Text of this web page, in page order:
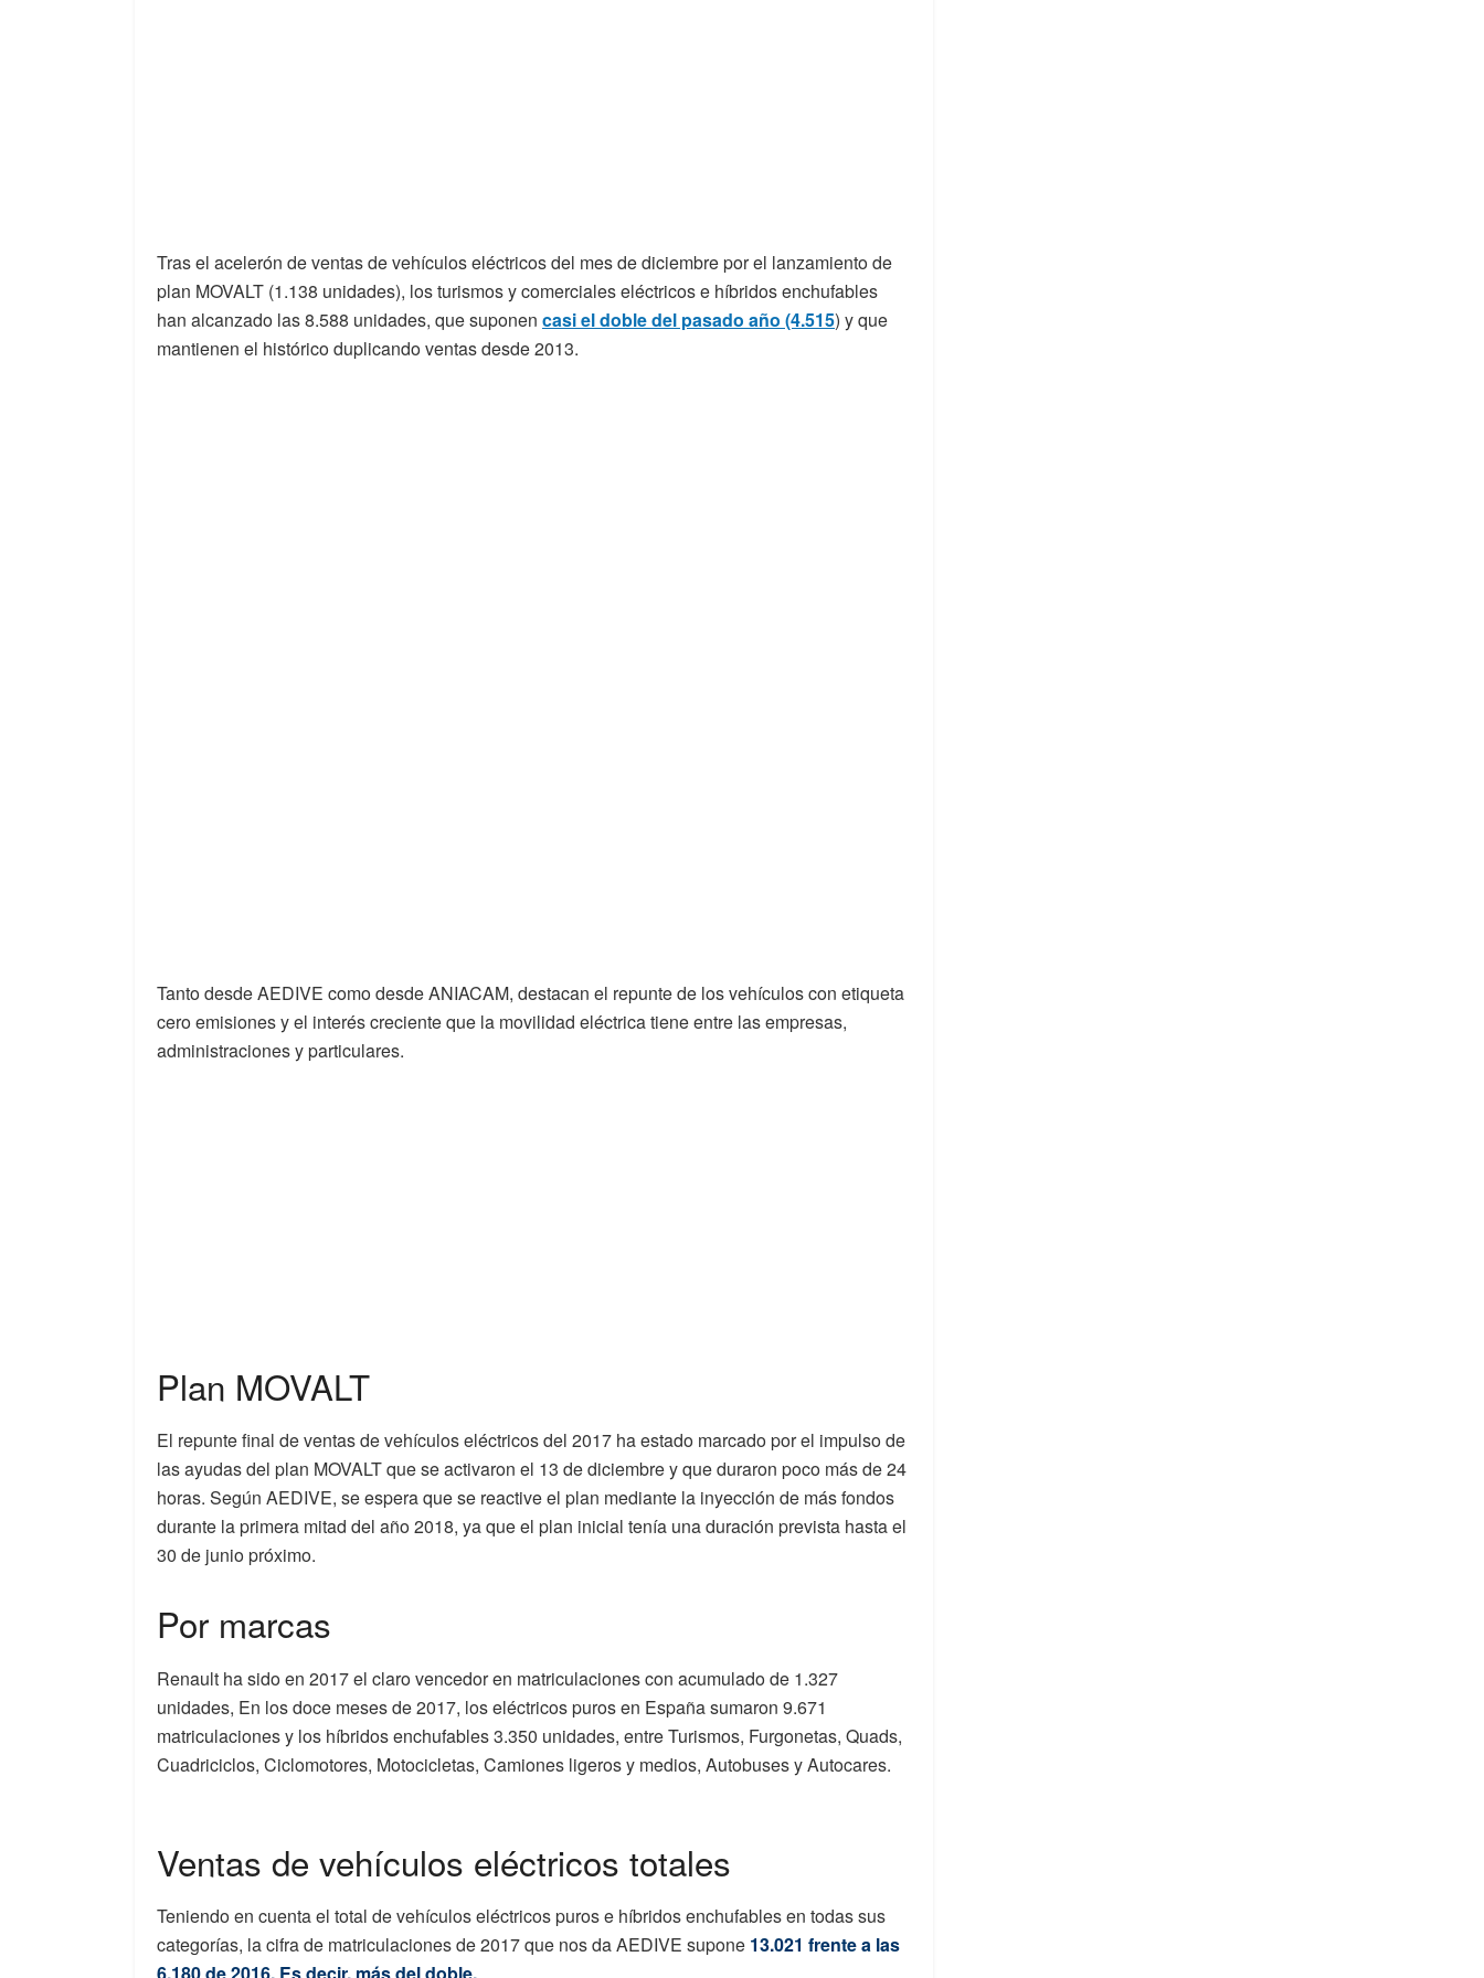
Tras el acelerón de ventas de vehículos eléctricos del mes de diciembre por el lanzamiento de
plan MOVALT (1.138 unidades), los turismos y comerciales eléctricos e híbridos enchufables
han alcanzado las 8.588 unidades, que suponen casi el doble del pasado año (4.515) y que
mantienen el histórico duplicando ventas desde 2013.
Tanto desde AEDIVE como desde ANIACAM, destacan el repunte de los vehículos con etiqueta
cero emisiones y el interés creciente que la movilidad eléctrica tiene entre las empresas,
administraciones y particulares.
Plan MOVALT
El repunte final de ventas de vehículos eléctricos del 2017 ha estado marcado por el impulso de
las ayudas del plan MOVALT que se activaron el 13 de diciembre y que duraron poco más de 24
horas. Según AEDIVE, se espera que se reactive el plan mediante la inyección de más fondos
durante la primera mitad del año 2018, ya que el plan inicial tenía una duración prevista hasta el
30 de junio próximo.
Por marcas
Renault ha sido en 2017 el claro vencedor en matriculaciones con acumulado de 1.327
unidades, En los doce meses de 2017, los eléctricos puros en España sumaron 9.671
matriculaciones y los híbridos enchufables 3.350 unidades, entre Turismos, Furgonetas, Quads,
Cuadriciclos, Ciclomotores, Motocicletas, Camiones ligeros y medios, Autobuses y Autocares.
Ventas de vehículos eléctricos totales
Teniendo en cuenta el total de vehículos eléctricos puros e híbridos enchufables en todas sus
categorías, la cifra de matriculaciones de 2017 que nos da AEDIVE supone 13.021 frente a las